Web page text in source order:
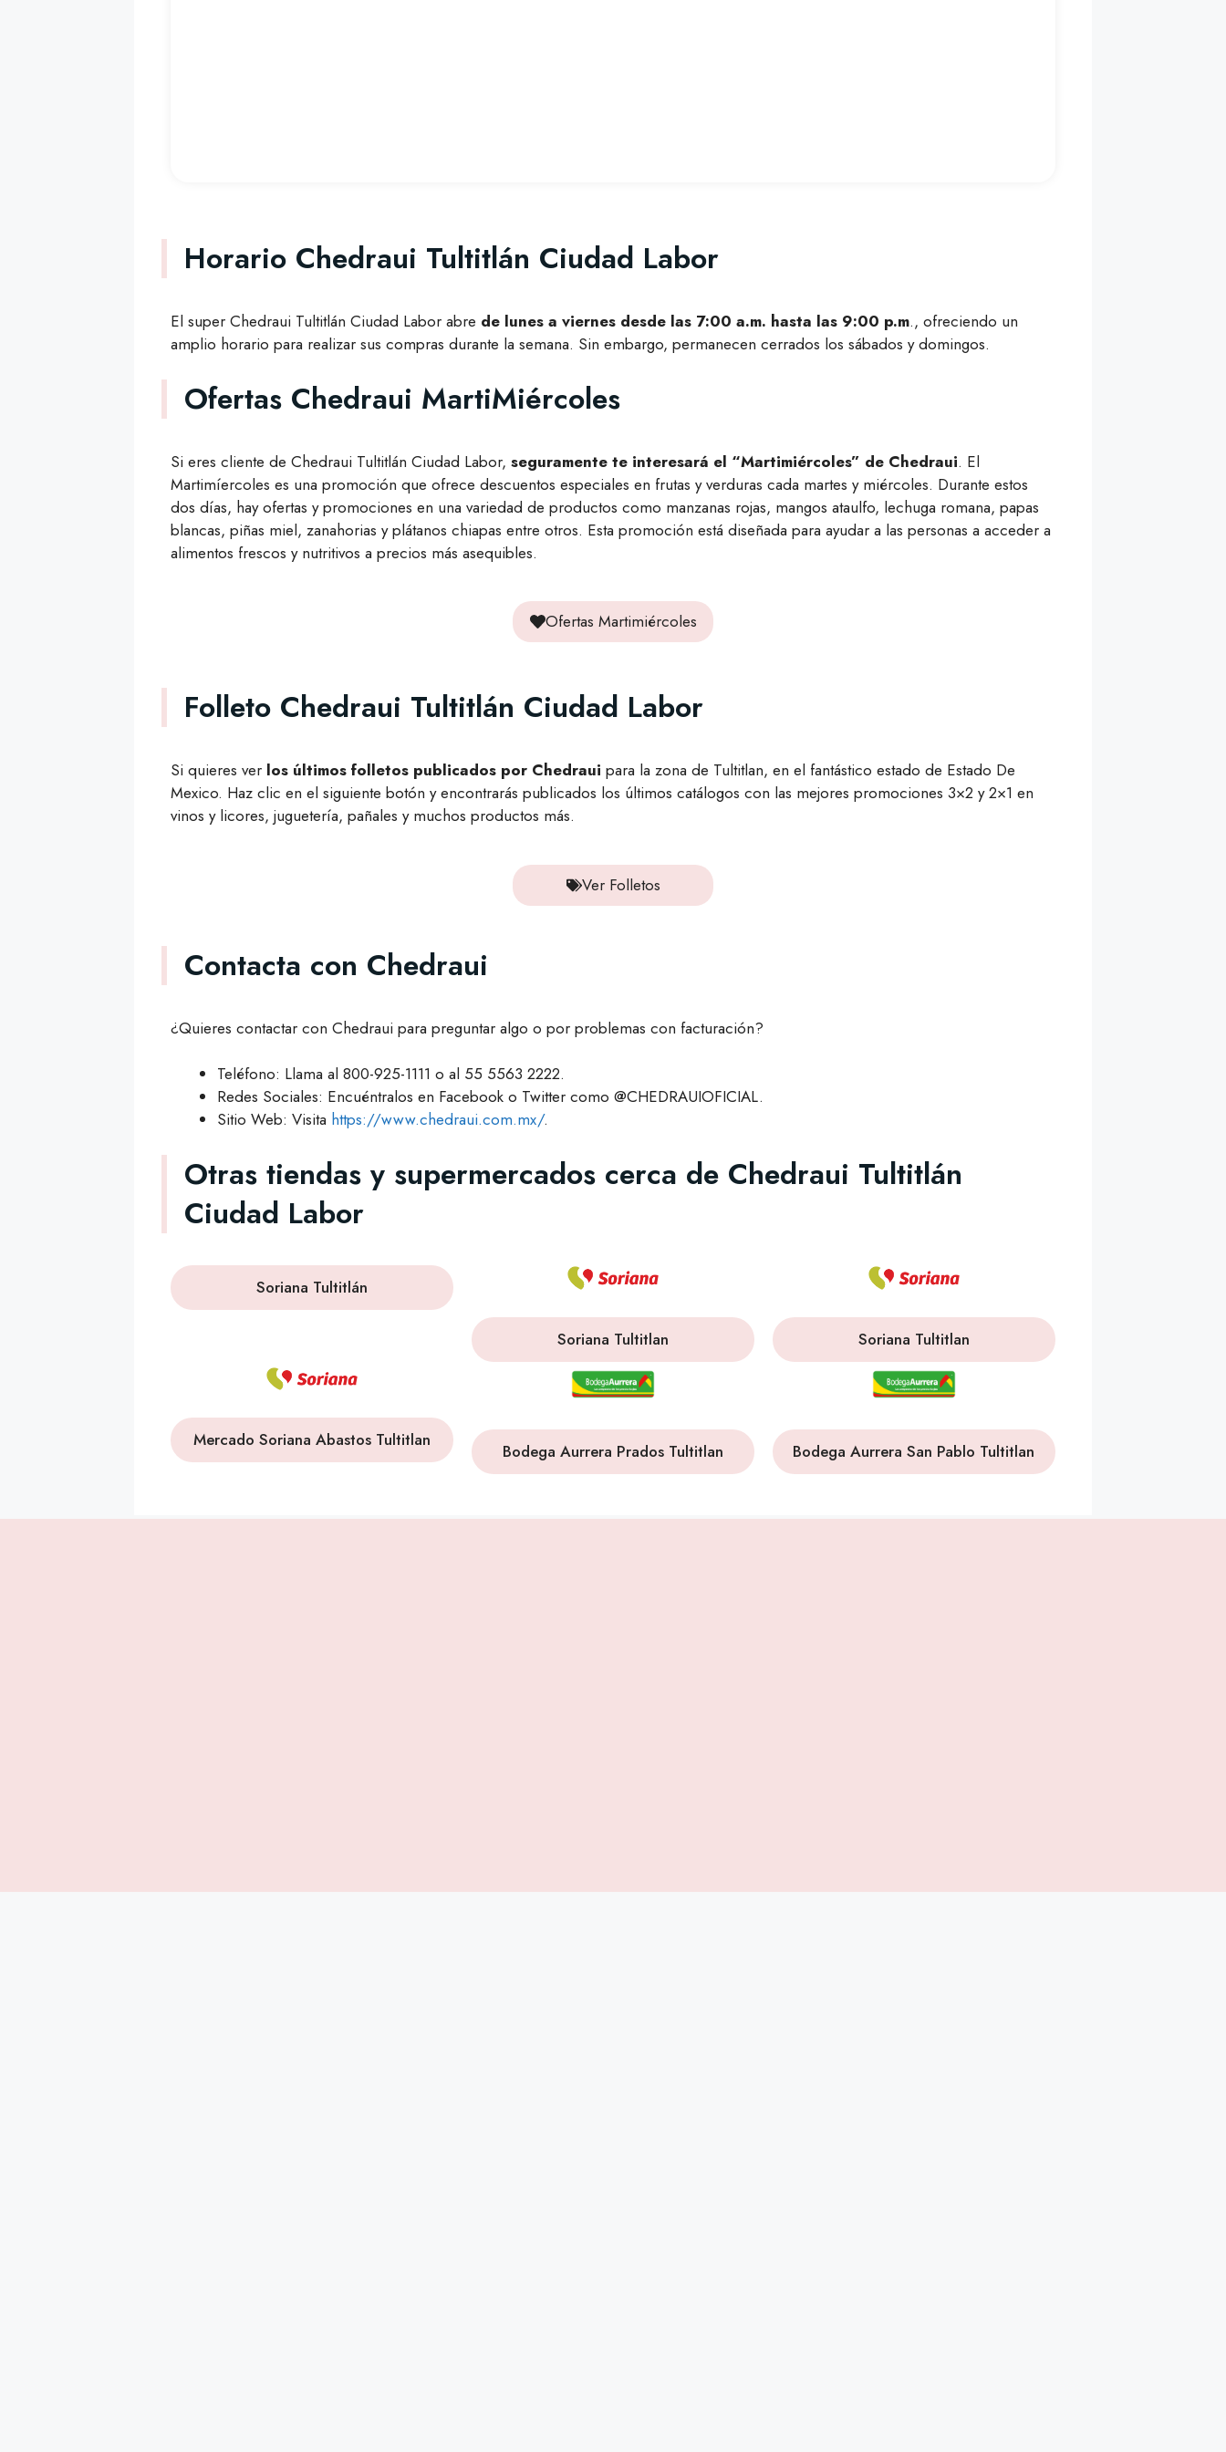
Horario Chedraui Tultitlán Ciudad Labor
El super Chedraui Tultitlán Ciudad Labor abre de lunes a viernes desde las 7:00 a.m. hasta las 9:00 p.m., ofreciendo un
amplio horario para realizar sus compras durante la semana. Sin embargo, permanecen cerrados los sábados y domingos.
Ofertas Chedraui MartiMiércoles
Si eres cliente de Chedraui Tultitlán Ciudad Labor, seguramente te interesará el “Martimiércoles” de Chedraui. El
Martimíercoles es una promoción que ofrece descuentos especiales en frutas y verduras cada martes y miércoles. Durante estos
dos días, hay ofertas y promociones en una variedad de productos como manzanas rojas, mangos ataulfo, lechuga romana, papas
blancas, piñas miel, zanahorias y plátanos chiapas entre otros. Esta promoción está diseñada para ayudar a las personas a acceder a
alimentos frescos y nutritivos a precios más asequibles.
Ofertas Martimiércoles
Folleto Chedraui Tultitlán Ciudad Labor
Si quieres ver los últimos folletos publicados por Chedraui para la zona de Tultitlan, en el fantástico estado de Estado De
Mexico. Haz clic en el siguiente botón y encontrarás publicados los últimos catálogos con las mejores promociones 3×2 y 2×1 en
vinos y licores, juguetería, pañales y muchos productos más.
Ver Folletos
Contacta con Chedraui
¿Quieres contactar con Chedraui para preguntar algo o por problemas con facturación?
Teléfono: Llama al 800-925-1111 o al 55 5563 2222.
Redes Sociales: Encuéntralos en Facebook o Twitter como @CHEDRAUIOFICIAL.
Sitio Web: Visita https://www.chedraui.com.mx/.
Otras tiendas y supermercados cerca de Chedraui Tultitlán
Ciudad Labor
Soriana Tultitlán
Soriana Tultitlan Soriana Tultitlan
Mercado Soriana Abastos Tultitlan
Bodega Aurrera Prados Tultitlan Bodega Aurrera San Pablo Tultitlan